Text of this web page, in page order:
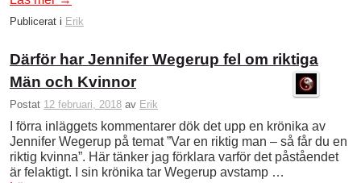
Publicerat i Erik
Därför har Jennifer Wegerup fel om riktiga
Män och Kvinnor
Postat 12 februari, 2018 av Erik
I förra inläggets kommentarer dök det upp en krönika av
Jennifer Wegerup på temat ”Var en riktig man – så får du en
riktig kvinna”. Här tänker jag förklara varför det påståendet
är felaktigt. I sin krönika tar Wegerup avstamp …